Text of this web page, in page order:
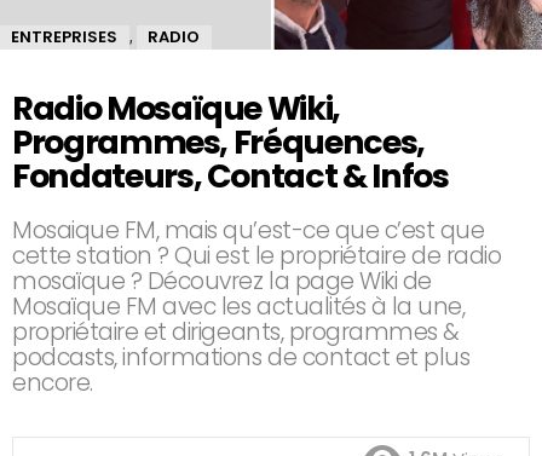
ENTREPRISES , RADIO
Radio Mosaïque Wiki,
Programmes, Fréquences,
Fondateurs, Contact & Infos
Mosaique FM, mais qu’est-ce que c’est que
cette station ? Qui est le propriétaire de radio
mosaïque ? Découvrez la page Wiki de
Mosaïque FM avec les actualités à la une,
propriétaire et dirigeants, programmes &
podcasts, informations de contact et plus
encore.